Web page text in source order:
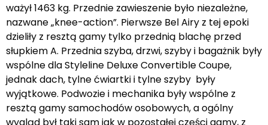
ważył 1463 kg. Przednie zawieszenie było niezależne,
nazwane „knee-action”. Pierwsze Bel Airy z tej epoki
dzieliły z resztą gamy tylko przednią blachę przed
słupkiem A. Przednia szyba, drzwi, szyby i bagażnik były
wspólne dla Styleline Deluxe Convertible Coupe,
jednak dach, tylne ćwiartki i tylne szyby były
wyjątkowe. Podwozie i mechanika były wspólne z
resztą gamy samochodów osobowych, a ogólny
wygląd był taki sam jak w pozostałej części gamy, z